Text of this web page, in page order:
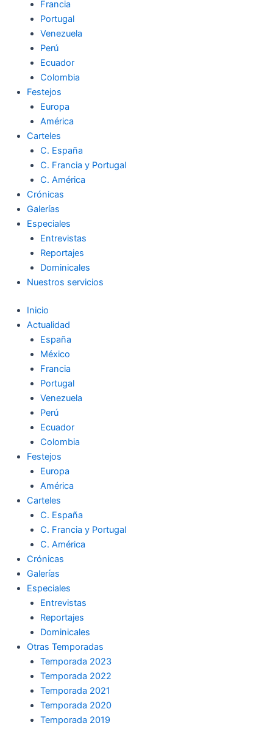
Francia
Portugal
Venezuela
Perú
Ecuador
Colombia
Festejos
Europa
América
Carteles
C. España
C. Francia y Portugal
C. América
Crónicas
Galerías
Especiales
Entrevistas
Reportajes
Dominicales
Nuestros servicios
Inicio
Actualidad
España
México
Francia
Portugal
Venezuela
Perú
Ecuador
Colombia
Festejos
Europa
América
Carteles
C. España
C. Francia y Portugal
C. América
Crónicas
Galerías
Especiales
Entrevistas
Reportajes
Dominicales
Otras Temporadas
Temporada 2023
Temporada 2022
Temporada 2021
Temporada 2020
Temporada 2019